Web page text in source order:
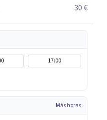
nueva etapa en tu vida.
30 €
17:00
Más horas